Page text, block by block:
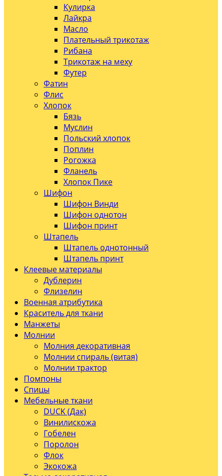
Кулирка
Лайкра
Масло
Плательный трикотаж
Рибана
Трикотаж на меху
Футер
Фатин
Флис
Хлопок
Бязь
Муслин
Польский хлопок
Поплин
Рогожка
Фланель
Хлопок Пике
Шифон
Шифон Винди
Шифон однотон
Шифон принт
Штапель
Штапель однотонный
Штапель принт
Клеевые материалы
Дублерин
Флизелин
Военная атрибутика
Краситель для ткани
Манжеты
Молнии
Молния декоративная
Молнии спираль (витая)
Молнии трактор
Помпоны
Спицы
Мебельные ткани
DUCK (Дак)
Винилискожа
Гобелен
Поролон
Флок
Экокожа